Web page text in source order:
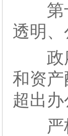
第十
透明
政府
和资
超出办
严格